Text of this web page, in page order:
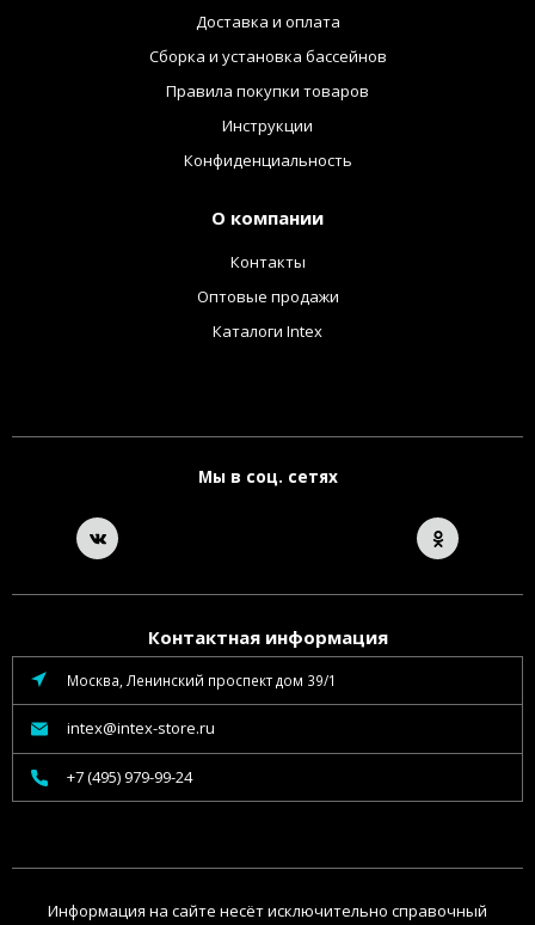
Доставка и оплата
Сборка и установка бассейнов
Правила покупки товаров
Инструкции
Конфиденциальность
О компании
Контакты
Оптовые продажи
Каталоги Intex
Мы в соц. сетях
Контактная информация
Москва, Ленинский проспект дом 39/1
intex@intex-store.ru
+7 (495) 979-99-24
Информация на сайте несёт исключительно справочный